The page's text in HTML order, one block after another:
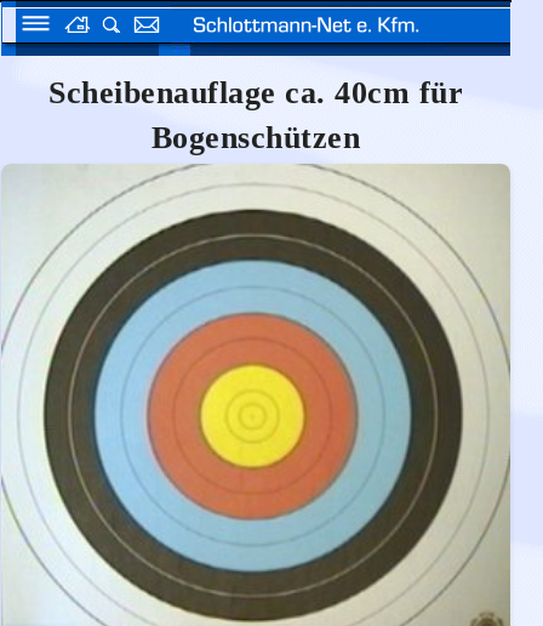
Scheibenauflage ca. 40cm für
Bogenschützen